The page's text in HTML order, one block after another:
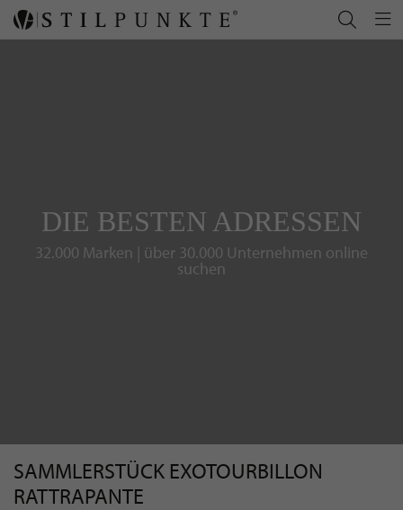
DIE BESTEN ADRESSEN
32.000 Marken | über 30.000 Unternehmen online
suchen
SAMMLERSTÜCK EXOTOURBILLON
RATTRAPANTE